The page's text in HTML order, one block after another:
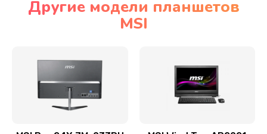
Замена термопасты
Замена системы охлаждения
Другие модели планшетов
MSI